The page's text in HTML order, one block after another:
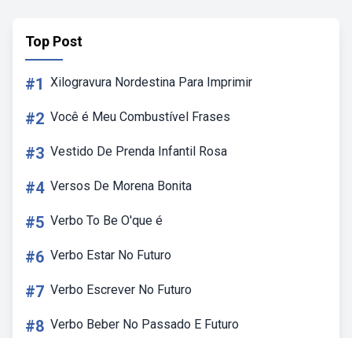
Top Post
#1 Xilogravura Nordestina Para Imprimir
#2 Você é Meu Combustível Frases
#3 Vestido De Prenda Infantil Rosa
#4 Versos De Morena Bonita
#5 Verbo To Be O'que é
#6 Verbo Estar No Futuro
#7 Verbo Escrever No Futuro
#8 Verbo Beber No Passado E Futuro